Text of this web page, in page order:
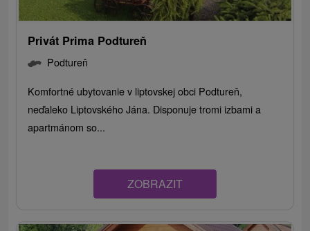
Privát Prima Podtureň
Podtureň
Komfortné ubytovanie v liptovskej obci Podtureň,
neďaleko Liptovského Jána. Disponuje tromi izbami a
apartmánom so...
ZOBRAZIT